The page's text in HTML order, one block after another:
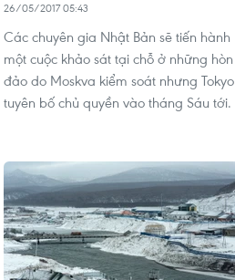
26/05/2017 05:43
Các chuyên gia Nhật Bản sẽ tiến hành
một cuộc khảo sát tại chỗ ở những hòn
đảo do Moskva kiểm soát nhưng Tokyo
tuyên bố chủ quyền vào tháng Sáu tới.